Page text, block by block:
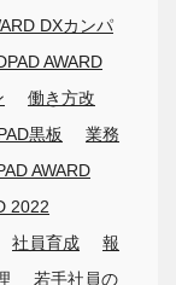
DXカンパ
AWARD
働き方改
黒板
業務
AWARD
2022
社員育成
報
若手社員の